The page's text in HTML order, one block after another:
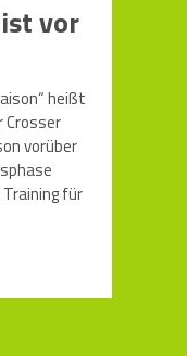
vor
heißt
Crosser
vorüber
für